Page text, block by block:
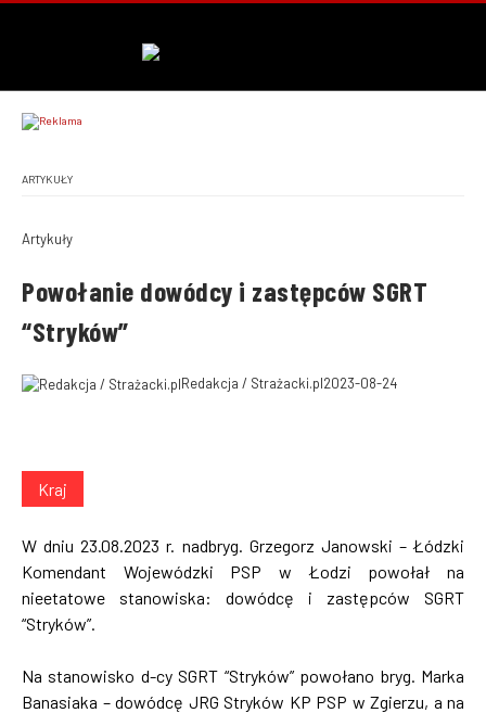
ARTYKUŁY
Artykuły
Powołanie dowódcy i zastępców SGRT
“Stryków”
Redakcja / Strażacki.pl2023-08-24
Kraj
W dniu 23.08.2023 r. nadbryg. Grzegorz Janowski – Łódzki
Komendant Wojewódzki PSP w Łodzi powołał na
nieetatowe stanowiska: dowódcę i zastępców SGRT
“Stryków”.
Na stanowisko d-cy SGRT “Stryków” powołano bryg. Marka
Banasiaka – dowódcę JRG Stryków KP PSP w Zgierzu, a na